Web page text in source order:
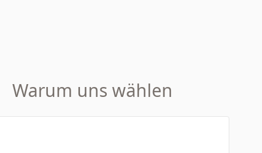
Warum uns wählen